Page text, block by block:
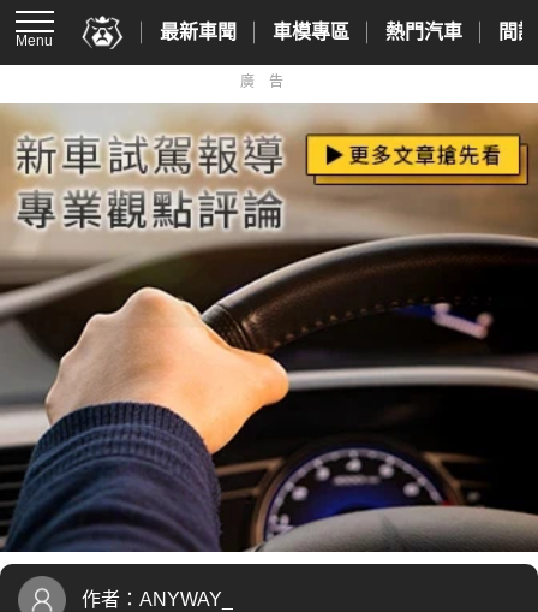
Menu 最新車聞 車模專區 熱門汽車 間
廣告
作者： ANYWAY_